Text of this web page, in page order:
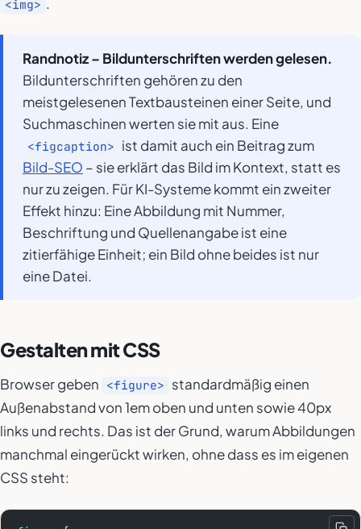
<img>
Randnotiz – Bildunterschriften werden gelesen.
Bildunterschriften gehören zu den
meistgelesenen Textbausteinen einer Seite, und
Suchmaschinen werten sie mit aus. Eine
<figcaption> ist damit auch ein Beitrag zum
Bild-SEO – sie erklärt das Bild im Kontext, statt es
nur zu zeigen. Für KI-Systeme kommt ein zweiter
Effekt hinzu: Eine Abbildung mit Nummer,
Beschriftung und Quellenangabe ist eine
zitierfähige Einheit; ein Bild ohne beides ist nur
eine Datei.
Gestalten mit CSS
Browser geben <figure> standardmäßig einen
Außenabstand von 1em oben und unten sowie 40px
links und rechts. Das ist der Grund, warum Abbildungen
manchmal eingerückt wirken, ohne dass es im eigenen
CSS steht: